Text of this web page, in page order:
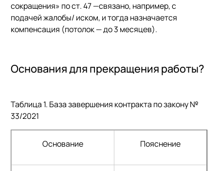
сокращения» по ст. 47 —связано, например, с
подачей жалобы/ иском, и тогда назначается
компенсация (потолок — до 3 месяцев).
Основания для прекращения работы?
Таблица 1. База завершения контракта по закону №
33/2021
Основание Пояснение